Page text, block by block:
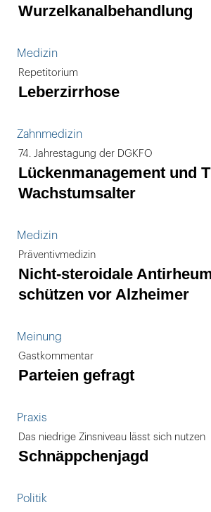
Wurzelkanalbehandlung
Medizin
Repetitorium
Leberzirrhose
Zahnmedizin
74. Jahrestagung der DGKFO
Lückenmanagement und
Wachstumsalter
Medizin
Präventivmedizin
Nicht-steroidale
schützen vor Alzheimer
Meinung
Gastkommentar
Parteien gefragt
Praxis
Das niedrige Zinsniveau lässt sich nutzen
Schnäppchenjagd
Politik